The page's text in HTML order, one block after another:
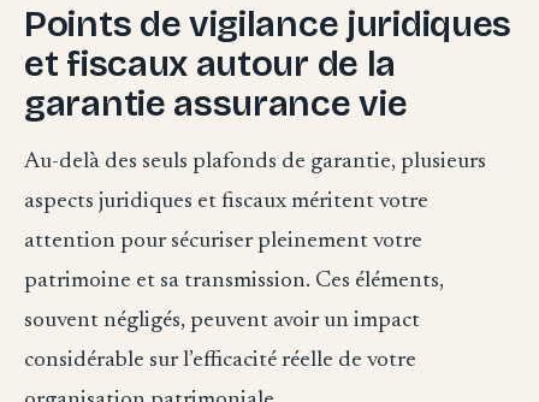
Points de vigilance juridiques
et fiscaux autour de la
garantie assurance vie
Au-delà des seuls plafonds de garantie, plusieurs
aspects juridiques et fiscaux méritent votre
attention pour sécuriser pleinement votre
patrimoine et sa transmission. Ces éléments,
souvent négligés, peuvent avoir un impact
considérable sur l’efficacité réelle de votre